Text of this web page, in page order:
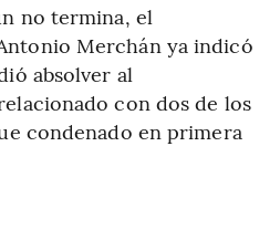
no termina, el
Merchán ya indicó
absolver al
con dos de los
condenado en primera